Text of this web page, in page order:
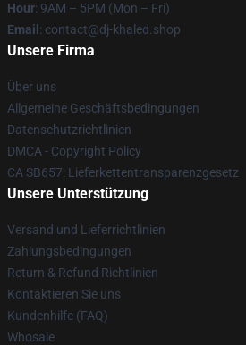
Hour: 9AM – 5PM (Mon – Fri)
Email : contact@dj-khaled.shop
Unsere Firma
Über uns
Allgemeine Geschäftsbedingungen
Datenschutzrichtlinien
DMCA - Copyright Policy
CA SB657: Lieferkettentransparenzgesetz
Unsere Unterstützung
Versand und Lieferrichtlinien
Zahlungsbedingungen
Return & Refund Richtlinien
Kontaktieren Sie uns
Kundenhilfe (FAQ)
Whosale